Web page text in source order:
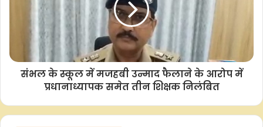
F
c
W
h
a
T
w
i
C
o
p
S
h
a
संभल के स्कूल में मजहबी उन्माद फैलाने के आरोप में
प्रधानाध्यापक समेत तीन शिक्षक निलंबित